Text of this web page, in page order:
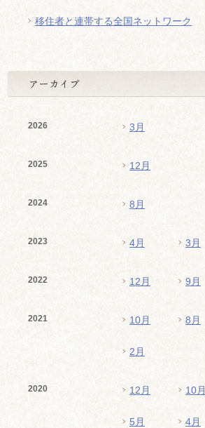
移住者と連帯する全国ネットワーク
2026 3月
2025 12月
2024 8月
2023 4月 3月
2022 12月 9月
2021 10月 8月
2月
2020 12月 10月
5月 4月